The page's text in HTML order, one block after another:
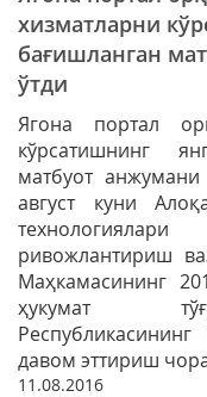
хизматларни
бағишланган
ўтди
Ягона портал
кўрсатишнинг
матбуот
август куни
ривожлантириш
Маҳкамасининг
ҳукумат
давом эттириш
11.08.2016